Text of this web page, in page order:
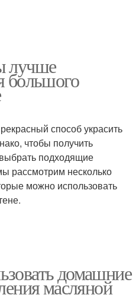
лучше
большого
способ украсить
чтобы получить
подходящие
рассмотрим несколько
можно использовать
домашние
масляной